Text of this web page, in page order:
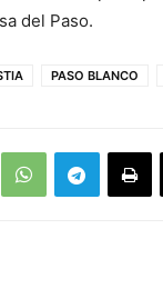
del Paso.
PASO BLANCO